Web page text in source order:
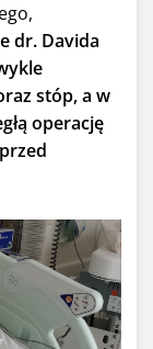
dr. Davida
stóp, a w
operację